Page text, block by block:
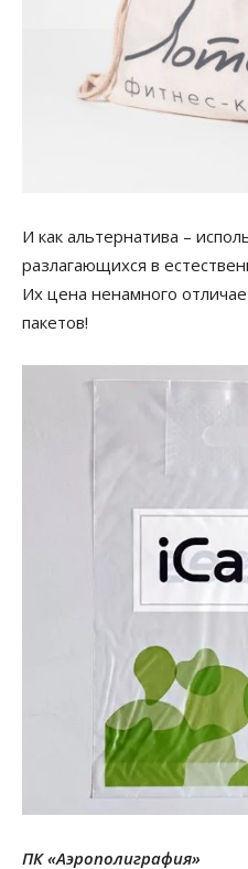
И как альтернатива –
разлагающихся в
Их цена ненамного
пакетов!
ПК «Аэрополиграфия»